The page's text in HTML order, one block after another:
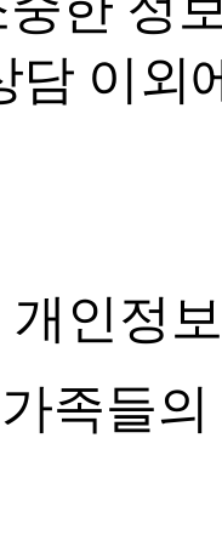
담 이외
인정
족들